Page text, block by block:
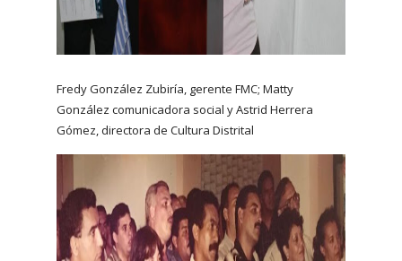
Fredy González Zubiría, gerente FMC; Matty
González comunicadora social y Astrid Herrera
Gómez, directora de Cultura Distrital